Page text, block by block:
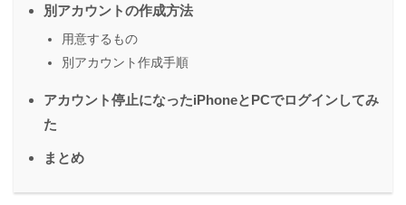
別アカウントの作成方法
用意するもの
別アカウント作成手順
アカウント停止になったiPhoneとPCでログインしてみ
た
まとめ